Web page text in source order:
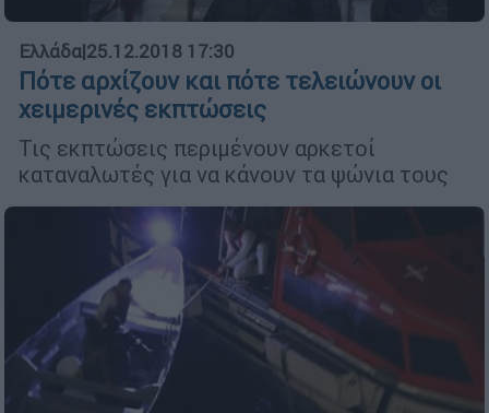
Ελλάδα|25.12.2018 17:30
Πότε αρχίζουν και πότε τελειώνουν οι
χειμερινές εκπτώσεις
Τις εκπτώσεις περιμένουν αρκετοί
καταναλωτές για να κάνουν τα ψώνια τους